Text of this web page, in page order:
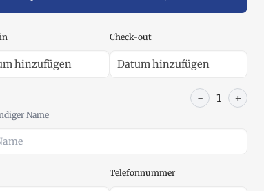
Check-out
- 1 +
Name
Telefonnummer